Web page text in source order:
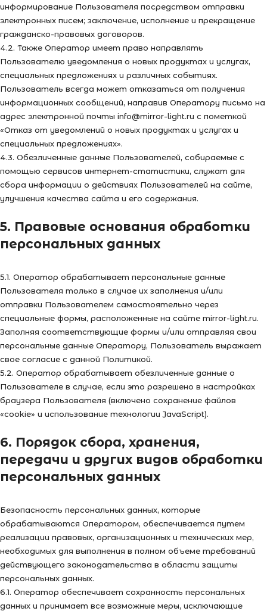
информирование Пользователя посредством отправки
электронных писем; заключение, исполнение и прекращение
гражданско-правовых договоров.
4.2. Также Оператор имеет право направлять
Пользователю уведомления о новых продуктах и услугах,
специальных предложениях и различных событиях.
Пользователь всегда может отказаться от получения
информационных сообщений, направив Оператору письмо на
адрес электронной почты info@mirror-light.ru с пометкой
«Отказ от уведомлений о новых продуктах и услугах и
специальных предложениях».
4.3. Обезличенные данные Пользователей, собираемые с
помощью сервисов интернет-статистики, служат для
сбора информации о действиях Пользователей на сайте,
улучшения качества сайта и его содержания.
5. Правовые основания обработки
персональных данных
5.1. Оператор обрабатывает персональные данные
Пользователя только в случае их заполнения и/или
отправки Пользователем самостоятельно через
специальные формы, расположенные на сайте mirror-light.ru.
Заполняя соответствующие формы и/или отправляя свои
персональные данные Оператору, Пользователь выражает
свое согласие с данной Политикой.
5.2. Оператор обрабатывает обезличенные данные о
Пользователе в случае, если это разрешено в настройках
браузера Пользователя (включено сохранение файлов
«cookie» и использование технологии JavaScript).
6. Порядок сбора, хранения,
передачи и других видов обработки
персональных данных
Безопасность персональных данных, которые
обрабатываются Оператором, обеспечивается путем
реализации правовых, организационных и технических мер,
необходимых для выполнения в полном объеме требований
действующего законодательства в области защиты
персональных данных.
6.1. Оператор обеспечивает сохранность персональных
данных и принимает все возможные меры, исключающие